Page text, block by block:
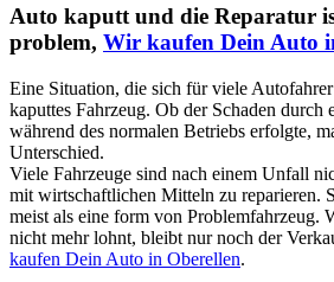
Auto kaputt und die Reparatur
problem, Wir kaufen Dein Auto
Eine Situation, die sich für viele
kaputtes Fahrzeug. Ob der Schaden durch
während des normalen Betriebs erfolgte,
Unterschied.
Viele Fahrzeuge sind nach einem Unfall
mit wirtschaftlichen Mitteln zu reparieren.
meist als eine form von Problemfahrzeug.
nicht mehr lohnt, bleibt nur noch der
kaufen Dein Auto in Oberellen.